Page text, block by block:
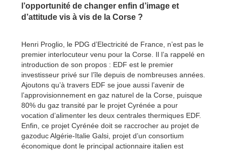
l’opportunité de changer enfin d’image et
d’attitude vis à vis de la Corse ?
Henri Proglio, le PDG d’Electricité de France, n’est pas le
premier interlocuteur venu pour la Corse. Il l’a rappelé en
introduction de son propos : EDF est le premier
investisseur privé sur l’île depuis de nombreuses années.
Ajoutons qu’à travers EDF se joue aussi l’avenir de
l’approvisionnement en gaz naturel de la Corse, puisque
80% du gaz transité par le projet Cyrénée a pour
vocation d’alimenter les deux centrales thermiques EDF.
Enfin, ce projet Cyrénée doit se raccrocher au projet de
gazoduc Algérie-Italie Galsi, projet d’un consortium
économique dont le principal actionnaire italien est